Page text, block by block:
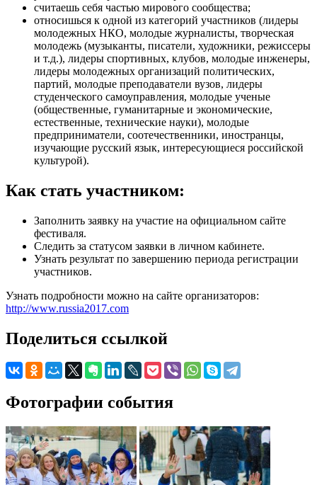
считаешь себя частью мирового сообщества;
относишься к одной из категорий участников (лидеры
молодежных НКО, молодые журналисты, творческая
молодежь (музыканты, писатели, художники, режиссеры
и т.д.), лидеры спортивных, клубов, молодые инженеры,
лидеры молодежных организаций политических,
партий, молодые преподаватели вузов, лидеры
студенческого самоуправления, молодые ученые
(общественные, гуманитарные и экономические,
естественные, технические науки), молодые
предприниматели, соотечественники, иностранцы,
изучающие русский язык, интересующиеся российской
культурой).
Как стать участником:
Заполнить заявку на участие на официальном сайте
фестиваля.
Следить за статусом заявки в личном кабинете.
Узнать результат по завершению периода регистрации
участников.
Узнать подробности можно на сайте организаторов:
http://www.russia2017.com
Поделиться ссылкой
Фотографии события